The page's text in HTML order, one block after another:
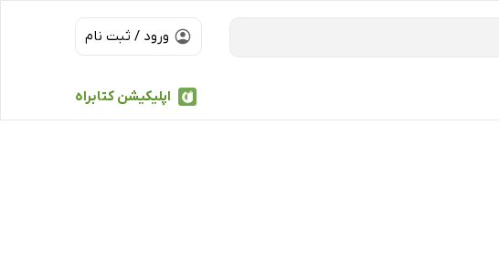
ورود / ثبت نام
اپلیکیشن کتابراه